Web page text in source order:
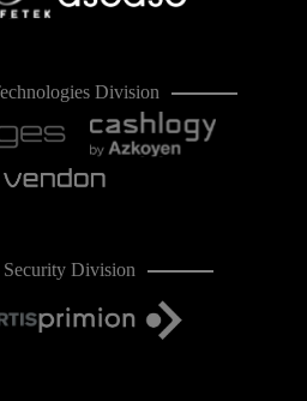
Division
Division